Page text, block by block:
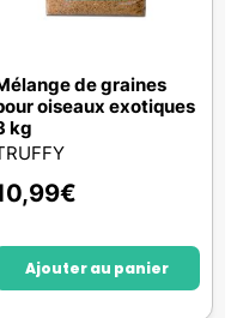
de graines
oiseaux exotiques
kg
€
Ajouter au panier